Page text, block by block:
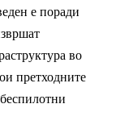
е поради
во
претходните